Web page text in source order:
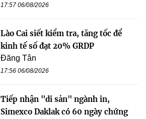
17:57 06/08/2026
Lào Cai siết kiểm tra, tăng tốc để
kinh tế số đạt 20% GRDP
Đăng Tân
17:56 06/08/2026
Tiếp nhận "di sản" ngành in,
Simexco Daklak có 60 ngày chứng